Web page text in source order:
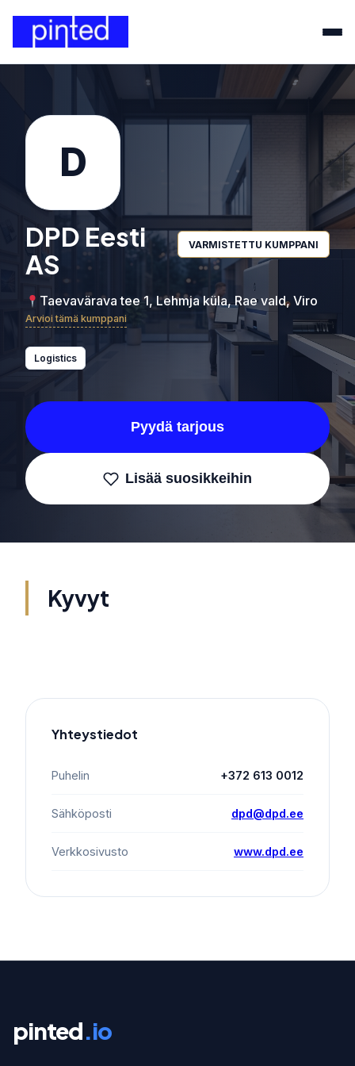
D
DPD Eesti
AS
VARMISTETTU KUMPPANI
Taevavärava tee 1, Lehmja küla, Rae vald, Viro
Arvioi tämä kumppani
Logistics
Pyydä tarjous
Lisää suosikkeihin
Kyvyt
Yhteystiedot
Puhelin +372 613 0012
Sähköposti dpd@dpd.ee
Verkkosivusto www.dpd.ee
pinted.io